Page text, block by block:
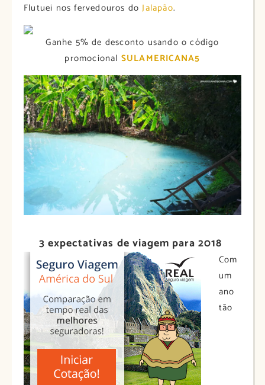
Flutuei nos fervedouros doJalapão.
Ganhe 5% de desconto usando o código
promocional SULAMERICANA5
3 expectativas de viagem para 2018
Com
um
ano
tão